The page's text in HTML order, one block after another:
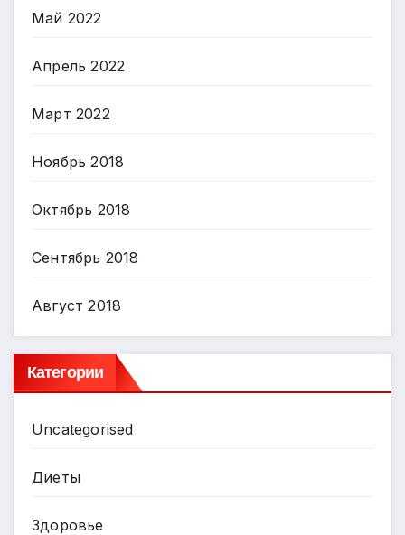
Май 2022
Апрель 2022
Март 2022
Ноябрь 2018
Октябрь 2018
Сентябрь 2018
Август 2018
Категории
Uncategorised
Диеты
Здоровье